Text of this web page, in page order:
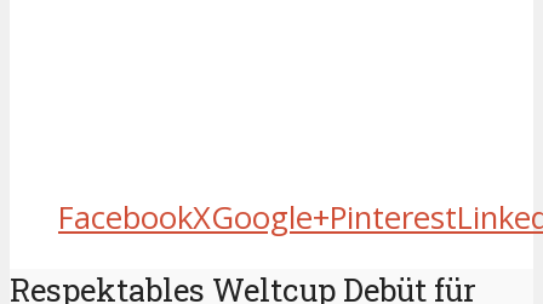
FacebookXGoogle+Pinterest
Respektables Weltcup Debüt für